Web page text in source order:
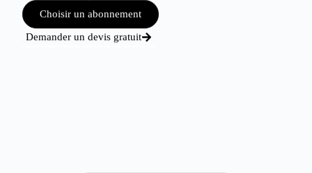
Choisir un abonnement
Demander un devis gratuit